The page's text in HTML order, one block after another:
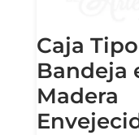
Caja Tipo
Bandeja
Madera